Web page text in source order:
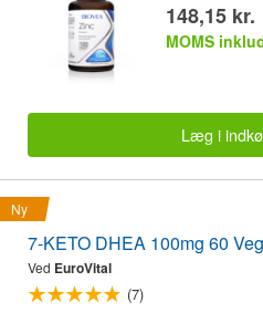
148,15 kr.
MOMS
Læg i
Ny
7-KETO DHEA 100mg 60
Ved EuroVital
(7)